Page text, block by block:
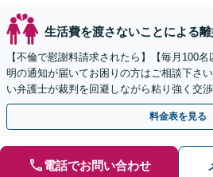
生活費を渡さないことによる
【不倫で慰謝料請求されたら】【毎月100
明の通知が届いてお困りの方はご相談下さ
い弁護士が裁判を回避しながら粘り強く交
相談可(予約制)】【関西全域対応】
料金表を見る
電話でお問い合わせ